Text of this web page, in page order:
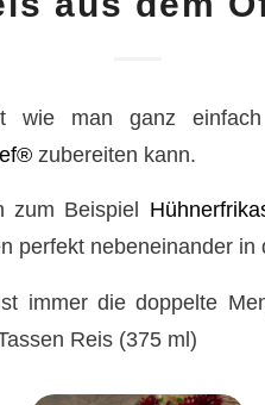
wie man ganz
zubereiten kann.
zum Beispiel
perfekt nebeneinander in
immer die doppelte
Reis (375 ml)